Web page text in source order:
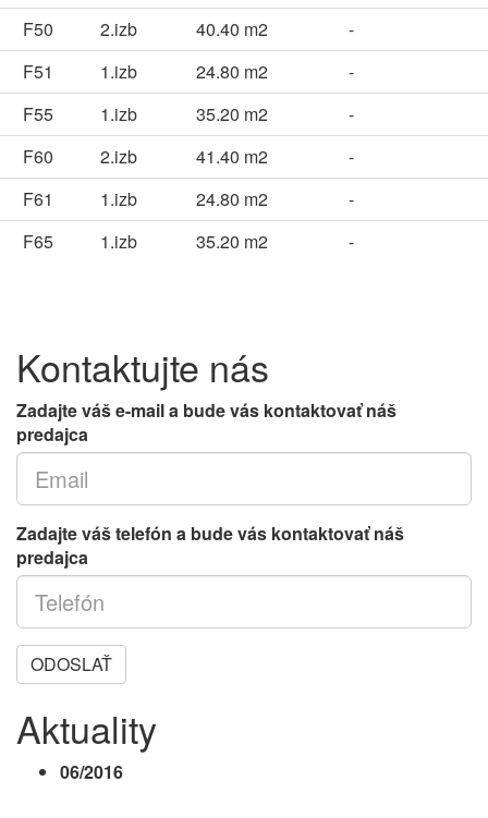
F50
2.izb 40.40 m2
-
F51
1.izb 24.80 m2
-
F55
1.izb 35.20 m2
-
F60
2.izb 41.40 m2
-
F61
1.izb 24.80 m2
-
F65
1.izb 35.20 m2 -
Kontaktujte nás
Zadajte váš e-mail a bude vás kontaktovať náš
predajca
Zadajte váš telefón a bude vás kontaktovať náš
predajca
ODOSLAŤ
Aktuality
06/2016